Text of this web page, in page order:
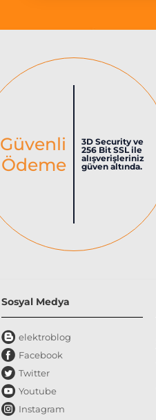
Güvenli
Ödeme
3D Security ve
256 Bit SSL ile
alışverişleriniz
güven altında.
Sosyal Medya
elektroblog
Facebook
Twitter
Youtube
Instagram